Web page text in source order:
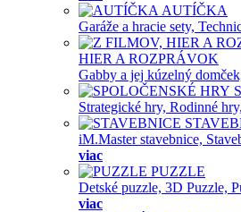
AUTÍČKA
Garáže a hracie sety,
HIER A ROZPRÁVOK
Gabby a jej kúzelný
Strategické hry, Rodinné hry,
iM.Master stavebnice,
viac
PUZZLE
Detské puzzle, 3D Puzzle,
viac